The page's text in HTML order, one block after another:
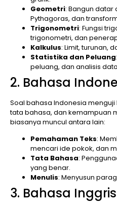
Geometri: Bangun
Pythagoras, dan
Trigonometri: Fungsi
trigonometri, dan
Kalkulus: Limit, turunan,
Statistika dan Peluang
peluang, dan analisis
2. Bahasa
Soal bahasa Indonesia
tata bahasa, dan kemampuan
biasanya muncul antara lain:
Pemahaman Teks:
mencari ide pokok, dan
Tata Bahasa:
yang benar.
Menulis: Menyusun
3. Bahasa Inggris